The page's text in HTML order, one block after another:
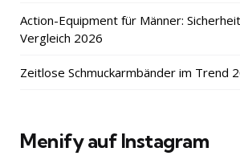
Action-Equipment für Männer:
Vergleich 2026
Zeitlose Schmuckarmbänder im Trend
Menify auf Instagram